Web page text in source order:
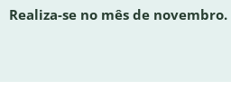
Realiza-se no mês de novembro.